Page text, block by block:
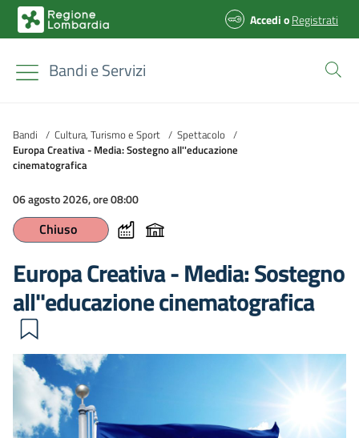
AccedioRegistrati
Bandi e Servizi
Bandi / Cultura, Turismo e Sport / Spettacolo /
Europa Creativa - Media: Sostegno all''educazione
cinematografica
06 agosto 2026, ore 08:00
Chiuso
Europa Creativa - Media: Sostegno
all''educazione cinematografica